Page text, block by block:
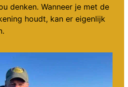
denken. Wanneer je met de
houdt, kan er eigenlijk